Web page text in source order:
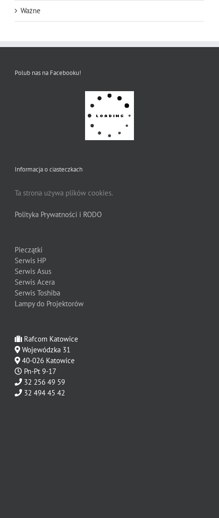
Ważne
Polub nas na Facebooku!
Informacja o ciasteczkach
Ta strona używa plików cookies.
Polityka Prywatności i RODO
Pieczątki
Serwis HP
Serwis Asus
Serwis Acera
Serwis Toshiba
Lampy do Projektorów
Rafcom Katowice
Wojewódzka 31
40-026 Katowice
Pn-Pt 9-17
32 256 49 59
32 494 45 42